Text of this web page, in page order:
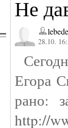
Не
28.10.
Егора
рано:
http://